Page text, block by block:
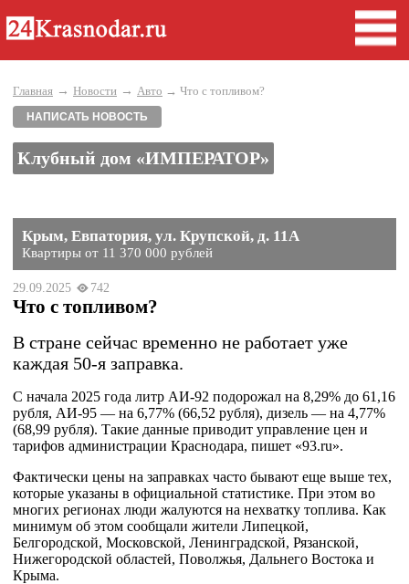
Главная → Новости → Авто → Что с топливом?
НАПИСАТЬ НОВОСТЬ
Клубный дом «ИМПЕРАТОР»
Крым, Евпатория, ул. Крупской, д. 11А
Квартиры от 11 370 000 рублей
29.09.2025 742
Что с топливом?
В стране сейчас временно не работает уже
каждая 50-я заправка.
С начала 2025 года литр АИ-92 подорожал на 8,29% до 61,16
рубля, АИ-95 — на 6,77% (66,52 рубля), дизель — на 4,77%
(68,99 рубля). Такие данные приводит управление цен и
тарифов администрации Краснодара, пишет «93.ru».
Фактически цены на заправках часто бывают еще выше тех,
которые указаны в официальной статистике. При этом во
многих регионах люди жалуются на нехватку топлива. Как
минимум об этом сообщали жители Липецкой,
Белгородской, Московской, Ленинградской, Рязанской,
Нижегородской областей, Поволжья, Дальнего Востока и
Крыма.